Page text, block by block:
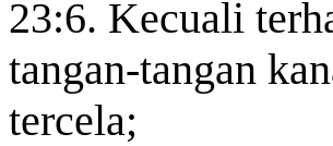
23:6. Kecuali
tangan-tangan
tercela;